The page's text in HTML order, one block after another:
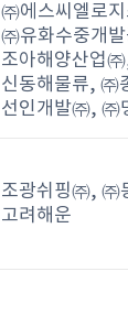
㈜에스씨엘로
㈜유화수중개
조아해양산업
신동해물류, ㈜
선인개발㈜, ㈜
조광쉬핑㈜, ㈜
고려해운